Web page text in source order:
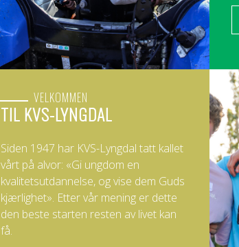
VELKOMMEN
TIL KVS-LYNGDAL
Siden 1947 har KVS-Lyngdal tatt kallet
vårt på alvor: «Gi ungdom en
kvalitetsutdannelse, og vise dem Guds
kjærlighet». Etter vår mening er dette
den beste starten resten av livet kan
få.